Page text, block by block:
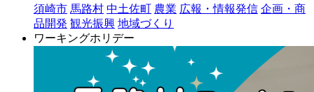
須崎市 馬路村 中土佐町 農業 広報・情報発信 企画・商
品開発 観光振興 地域づくり
ワーキングホリデー